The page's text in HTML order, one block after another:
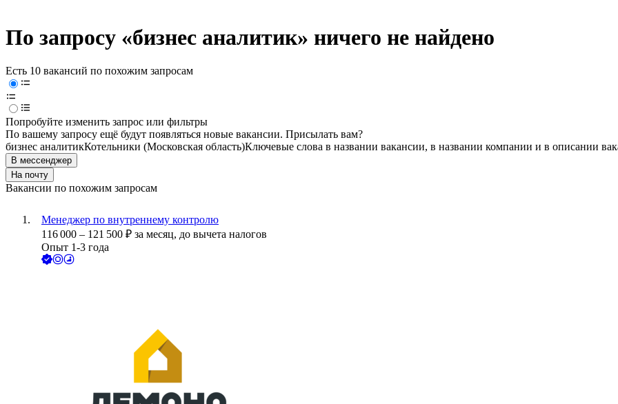
По запросу «бизнес аналитик» ничего не найдено
Есть 10 вакансий по похожим запросам
Попробуйте изменить запрос или фильтры
По вашему запросу ещё будут появляться новые вакансии. Присылать вам?
бизнес аналитикКотельники (Московская область)Ключевые слова в названии вакансии, в названии компании и в описании
В мессенджер
На почту
Вакансии по похожим запросам
Менеджер по внутреннему контролю
116 000 – 121 500 ₽ за месяц, до вычета налогов
Опыт 1-3 года